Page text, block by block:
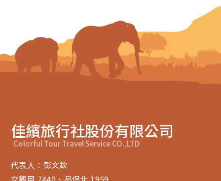
佳繽旅行社股份有限公司
Colorful Tour Travel Service CO.,LTD
代表人：彭文欽